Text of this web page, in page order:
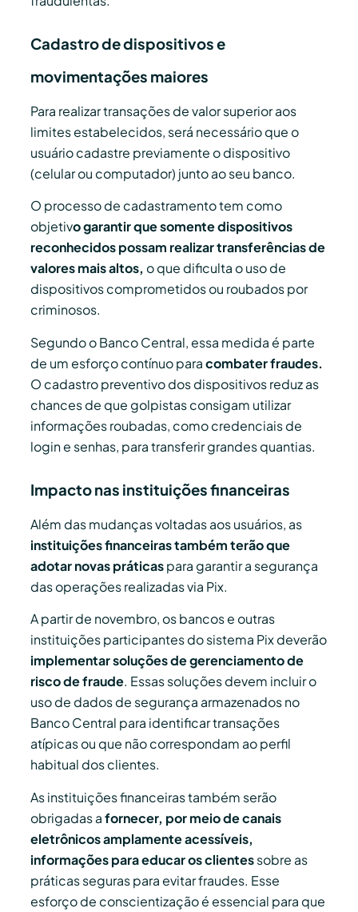
Cadastro de dispositivos e
movimentações maiores
Para realizar transações de valor superior aos
limites estabelecidos, será necessário que o
usuário cadastre previamente o dispositivo
(celular ou computador) junto ao seu banco.
O processo de cadastramento tem como
objetivo garantir que somente dispositivos
reconhecidos possam realizar transferências de
valores mais altos, o que dificulta o uso de
dispositivos comprometidos ou roubados por
criminosos.
Segundo o Banco Central, essa medida é parte
de um esforço contínuo paracombater fraudes.
O cadastro preventivo dos dispositivos reduz as
chances de que golpistas consigam utilizar
informações roubadas, como credenciais de
login e senhas, para transferir grandes quantias.
Impacto nas instituições financeiras
Além das mudanças voltadas aos usuários, as
instituições financeiras também terão que
adotar novas práticaspara garantir a segurança
das operações realizadas via Pix.
A partir de novembro, os bancos e outras
instituições participantes do sistema Pix deverão
implementar soluções de gerenciamento de
risco de fraude. Essas soluções devem incluir o
uso de dados de segurança armazenados no
Banco Central para identificar transações
atípicas ou que não correspondam ao perfil
habitual dos clientes.
As instituições financeiras também serão
obrigadas afornecer, por meio de canais
eletrônicos amplamente acessíveis,
informações para educar os clientessobre as
práticas seguras para evitar fraudes. Esse
esforço de conscientização é essencial para que